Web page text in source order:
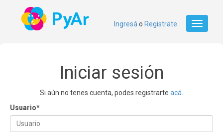
Toggle
Ingresá o Registrate
Iniciar sesión
Si aún no tenes cuenta, podes registrarte acá
Usuario*